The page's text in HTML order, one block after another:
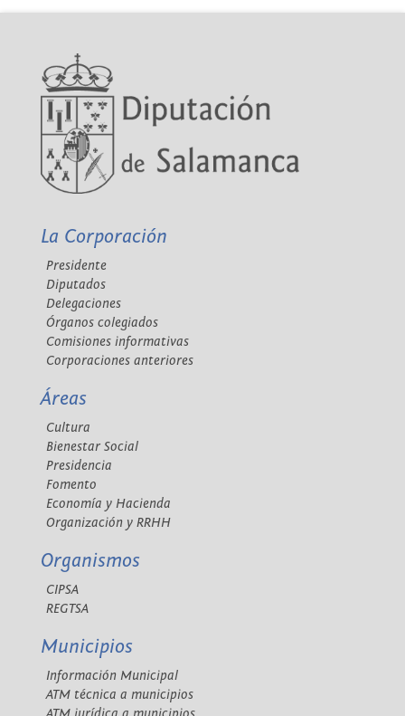
La Corporación
Presidente
Diputados
Delegaciones
Órganos colegiados
Comisiones informativas
Corporaciones anteriores
Áreas
Cultura
Bienestar Social
Presidencia
Fomento
Economía y Hacienda
Organización y RRHH
Organismos
CIPSA
REGTSA
Municipios
Información Municipal
ATM técnica a municipios